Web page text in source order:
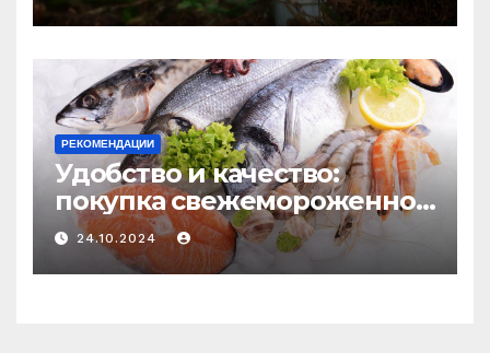
РЕКОМЕНДАЦИИ
Удобство и качество:
покупка свежемороженной
рыбы онлайн
24.10.2024